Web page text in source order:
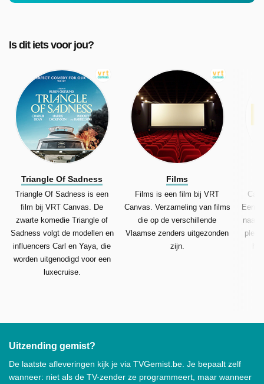
Is dit iets voor jou?
Triangle Of Sadness
Triangle Of Sadness is een
film bij VRT Canvas. De
zwarte komedie Triangle of
Sadness volgt de modellen en
influencers Carl en Yaya, die
worden uitgenodigd voor een
luxecruise.
Films
Films is een film bij VRT
Canvas. Verzameling van films
die op de verschillende
Vlaamse zenders uitgezonden
zijn.
Een
naar
plek
Uitzending gemist?
De laatste afleveringen kijk je via TVGemist.be. Je bepaalt zelf
wanneer: niet als de TV-zender ze programmeert, maar wanneer